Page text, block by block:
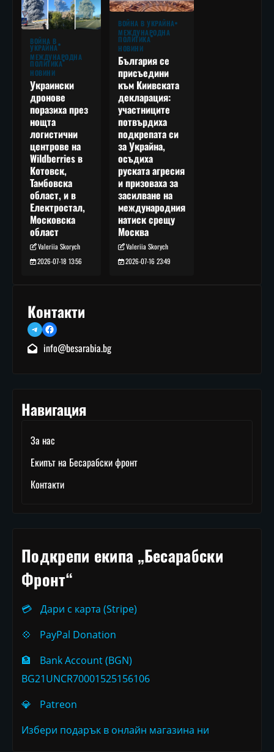
ВОЙНА В
УКРАЙНА
МЕЖДУНАРОДНА
ПОЛИТИКА
НОВИНИ
Украински
дронове
поразиха през
нощта
логистични
центрове на
Wildberries в
Котовск,
Тамбовска
област, и в
Електростал,
Московска
област
Valeriia Skorych
2026-07-18 13:56
ВОЙНА В УКРАЙНА
МЕЖДУНАРОДНА
ПОЛИТИКА
НОВИНИ
България се
присъедини
към Киивската
декларация:
участниците
потвърдиха
подкрепата си
за Украйна,
осъдиха
руската агресия
и призоваха за
засилване на
международния
натиск срещу
Москва
Valeriia Skorych
2026-07-16 23:49
Контакти
TelegramFacebook
info@besarabia.bg
Навигация
За нас
Екипът на Бесарабски фронт
Контакти
Подкрепи екипа „Бесарабски
Фронт“
💳
Дари с карта (Stripe)
💠
PayPal Donation
🏦
Bank Account (BGN)
BG21UNCR70001525156106
💎
Patreon
Избери подарък в онлайн магазина ни